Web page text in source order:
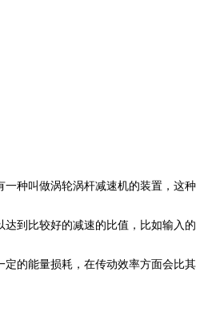
种叫做涡轮涡杆减速机的装置，这种
到比较好的减速的比值，比如输入的
的能量损耗，在传动效率方面会比其